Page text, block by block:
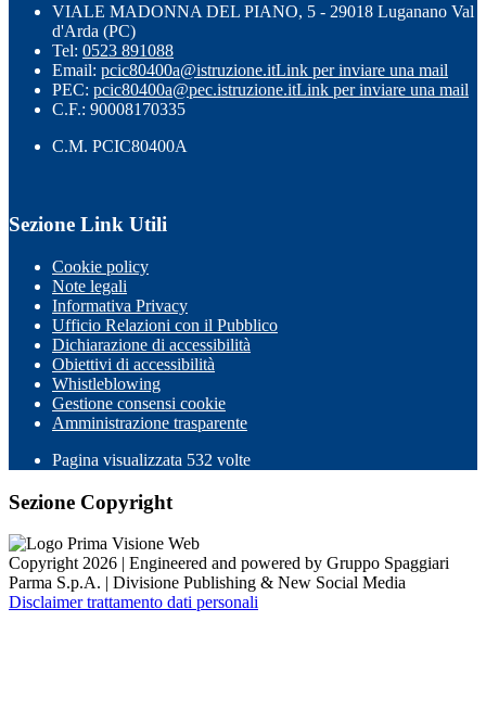
VIALE MADONNA DEL PIANO, 5 - 29018 Luganano Val
d'Arda (PC)
Tel: 0523 891088
Email: pcic80400a@istruzione.itLink per inviare una mail
PEC: pcic80400a@pec.istruzione.itLink per inviare una mail
C.F.: 90008170335
C.M. PCIC80400A
Sezione Link Utili
Cookie policy
Note legali
Informativa Privacy
Ufficio Relazioni con il Pubblico
Dichiarazione di accessibilità
Obiettivi di accessibilità
Whistleblowing
Gestione consensi cookie
Amministrazione trasparente
Pagina visualizzata 532 volte
Sezione Copyright
Copyright 2026 | Engineered and powered by Gruppo Spaggiari
Parma S.p.A. | Divisione Publishing & New Social Media
Disclaimer trattamento dati personali